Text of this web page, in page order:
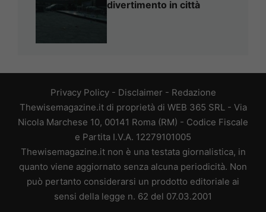
divertimento in città
Privacy Policy- Disclaimer - Redazione
Thewisemagazine.it di proprietà di WEB 365 SRL - Via
Nicola Marchese 10, 00141 Roma (RM) - Codice Fiscale
e Partita I.V.A. 12279101005
Thewisemagazine.it non è una testata giornalistica, in
quanto viene aggiornato senza alcuna periodicità. Non
può pertanto considerarsi un prodotto editoriale ai
sensi della legge n. 62 del 07.03.2001